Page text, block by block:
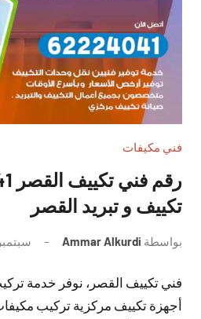
فني مكيفات
تكييف و تبريد القصر
بواسطة Ammar Alkurdi سبتمبر 28, 2021
فني تكييف القصر، نوفر خدمة
أجهزة تكييف مركزية تركيب